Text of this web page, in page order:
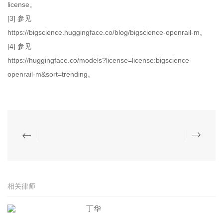
license。
[3] 参见
https://bigscience.huggingface.co/blog/bigscience-openrail-m。
[4] 参见
https://huggingface.co/models?license=license:bigscience-
openrail-m&sort=trending。
相关律师
丁华